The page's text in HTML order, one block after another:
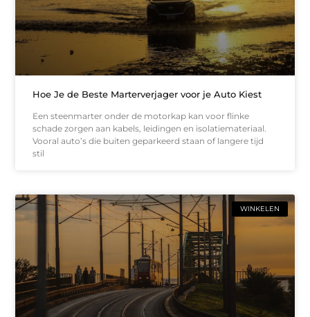
Hoe Je de Beste Marterverjager voor je Auto Kiest
Een steenmarter onder de motorkap kan voor flinke
schade zorgen aan kabels, leidingen en isolatiemateriaal.
Vooral auto’s die buiten geparkeerd staan of langere tijd
stil
WINKELEN